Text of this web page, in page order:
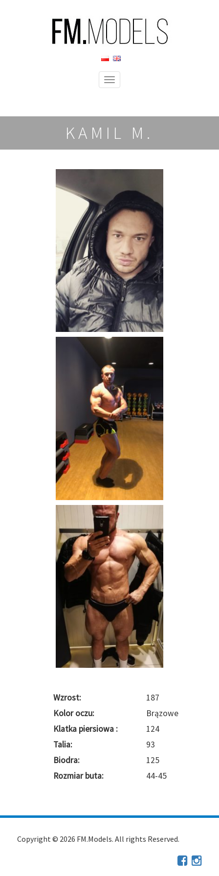
Menu
KAMIL M.
Wzrost:
187
Kolor oczu:
Brązowe
Klatka piersiowa :
124
Talia:
93
Biodra:
125
Rozmiar buta:
44-45
Copyright © 2026 FM.Models. All rights Reserved.